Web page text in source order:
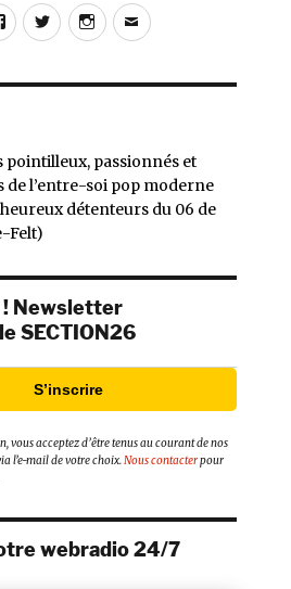
FacebookTwitterInstagram
E-
pointilleux, passionnés et
de l’entre-soi pop moderne
heureux détenteurs du 06 de
Felt)
! Newsletter
SECTION26
S’inscrire
vous acceptez d’être tenus au courant de nos
l’e-mail de votre choix.Nous contacterpour
webradio 24/7